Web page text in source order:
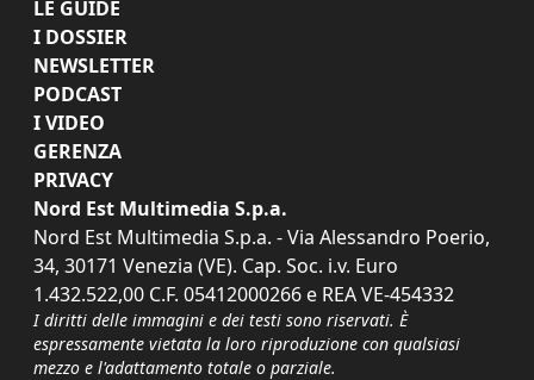
LE GUIDE
I DOSSIER
NEWSLETTER
PODCAST
I VIDEO
GERENZA
PRIVACY
Nord Est Multimedia S.p.a.
Nord Est Multimedia S.p.a. - Via Alessandro Poerio,
34, 30171 Venezia (VE). Cap. Soc. i.v. Euro
1.432.522,00 C.F. 05412000266 e REA VE-454332
I diritti delle immagini e dei testi sono riservati. È
espressamente vietata la loro riproduzione con qualsiasi
mezzo e l'adattamento totale o parziale.